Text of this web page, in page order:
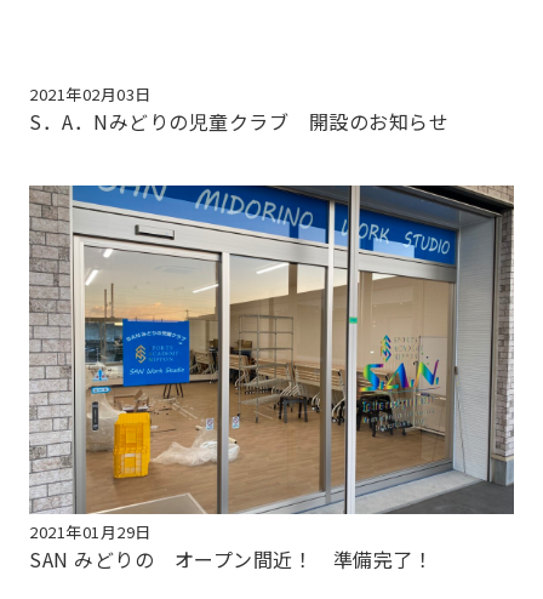
2021年02月03日
S．A．Nみどりの児童クラブ 開設のお知らせ
2021年01月29日
SAN みどりの オープン間近！ 準備完了！